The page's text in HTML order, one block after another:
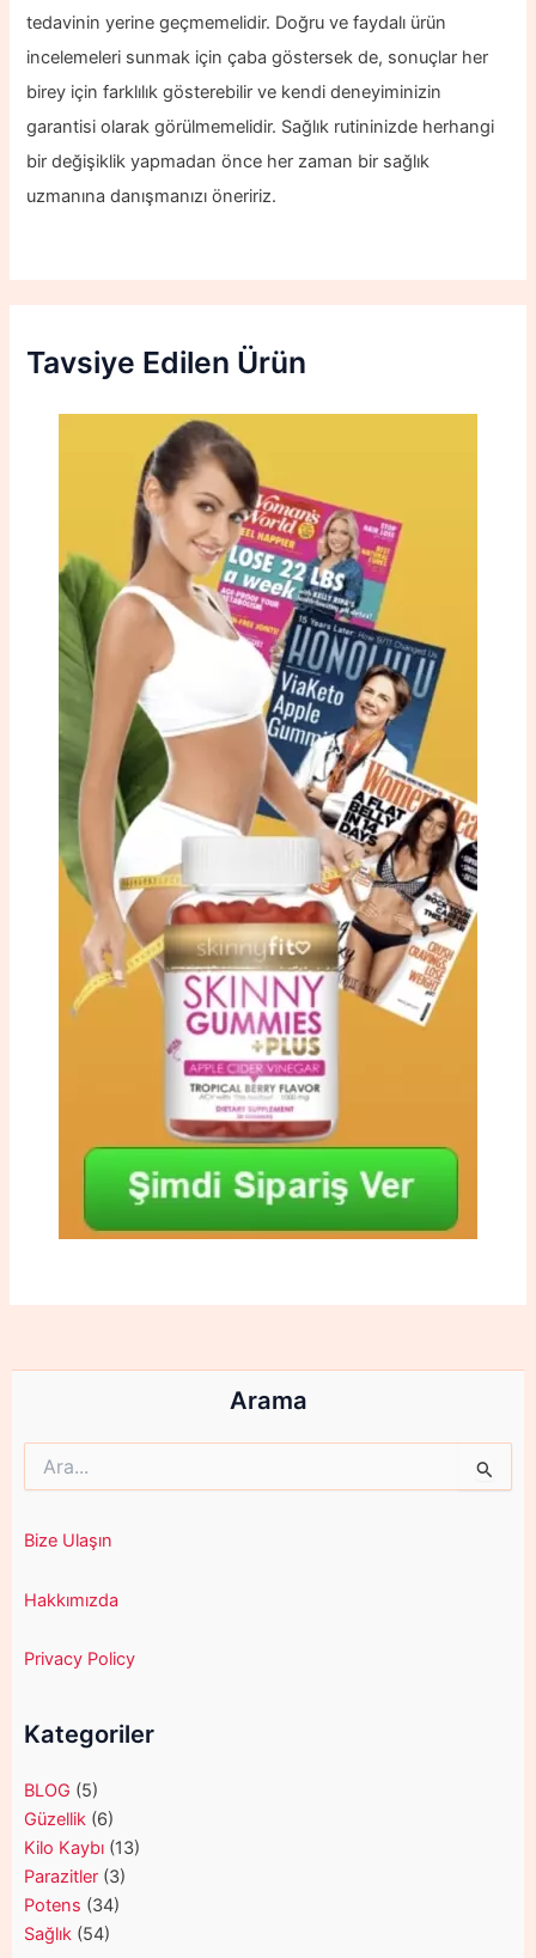
tedavinin yerine geçmemelidir. Doğru ve faydalı ürün
incelemeleri sunmak için çaba göstersek de, sonuçlar her
birey için farklılık gösterebilir ve kendi deneyiminizin
garantisi olarak görülmemelidir. Sağlık rutininizde herhangi
bir değişiklik yapmadan önce her zaman bir sağlık
uzmanına danışmanızı öneririz.
Tavsiye Edilen Ürün
Arama
for:
Bize Ulaşın
Hakkımızda
Privacy Policy
Kategoriler
BLOG (5)
Güzellik (6)
Kilo Kaybı (13)
Parazitler (3)
Potens (34)
Sağlık (54)